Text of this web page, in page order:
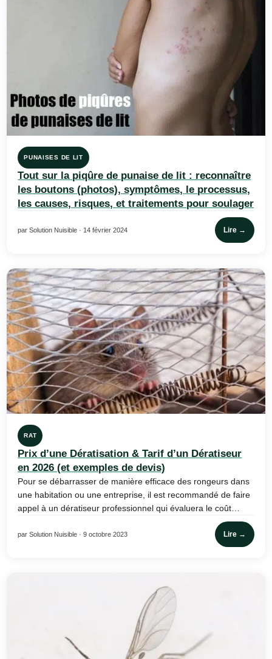
PUNAISES DE LIT
Tout sur la piqûre de punaise de lit : reconnaître
les boutons (photos), symptômes, le processus,
les causes, risques, et traitements pour soulager
par Solution Nuisible · 14 février 2024 Lire →
RAT
Prix d’une Dératisation & Tarif d’un Dératiseur
en 2026 (et exemples de devis)
Pour se débarrasser de manière efficace des rongeurs dans
une habitation ou une entreprise, il est recommandé de faire
appel à un dératiseur professionnel qui évaluera le coût…
par Solution Nuisible · 9 octobre 2023 Lire →